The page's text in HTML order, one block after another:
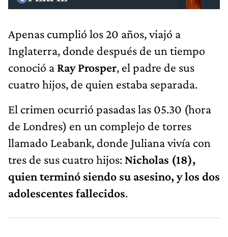
Apenas cumplió los 20 años, viajó a
Inglaterra, donde después de un tiempo
conoció a Ray Prosper, el padre de sus
cuatro hijos, de quien estaba separada.
El crimen ocurrió pasadas las 05.30 (hora
de Londres) en un complejo de torres
llamado Leabank, donde Juliana vivía con
tres de sus cuatro hijos: Nicholas (18),
quien terminó siendo su asesino, y los dos
adolescentes fallecidos.